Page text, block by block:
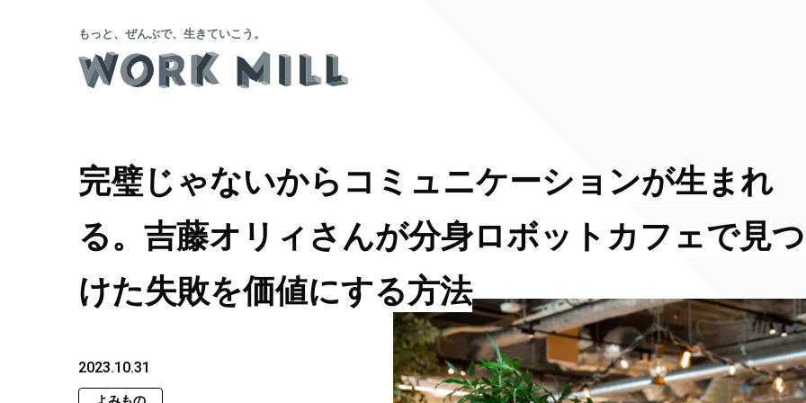
もっと、ぜんぶで、生きていこう。
完璧じゃないからコミュニケーションが生まれ
る。吉藤オリィさんが分身ロボットカフェで見つ
けた失敗を価値にする方法
2023.10.31
よみもの